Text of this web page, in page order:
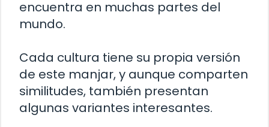
encuentra en muchas partes del
mundo.
Cada cultura tiene su propia versión
de este manjar, y aunque comparten
similitudes, también presentan
algunas variantes interesantes.